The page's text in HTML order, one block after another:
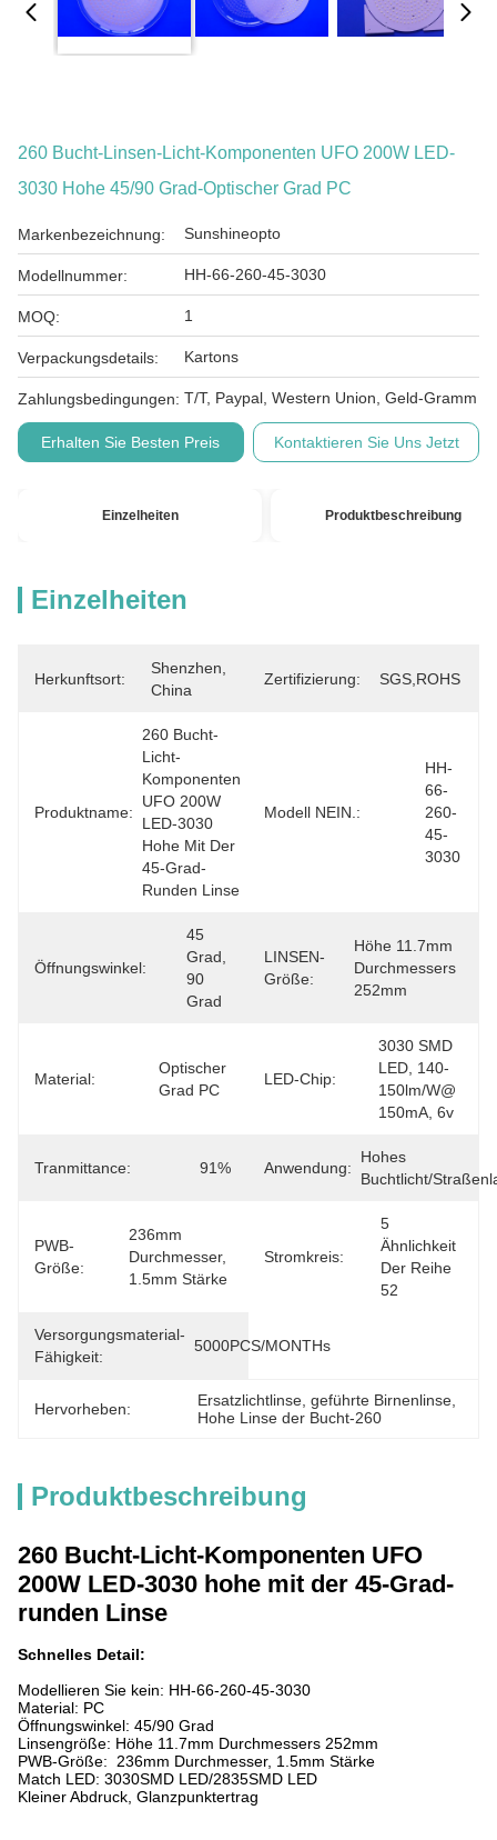
260 Bucht-Linsen-Licht-Komponenten UFO 200W LED-
3030 Hohe 45/90 Grad-Optischer Grad PC
Markenbezeichnung: Sunshineopto
Modellnummer: HH-66-260-45-3030
MOQ: 1
Verpackungsdetails: Kartons
Zahlungsbedingungen: T/T, Paypal, Western Union, Geld-Gramm
Erhalten Sie Besten Preis Kontaktieren Sie Uns Jetzt
Einzelheiten Produktbeschreibung
Einzelheiten
Herkunftsort:
Shenzhen,
China
Zertifizierung: SGS,ROHS
Produktname:
260 Bucht-
Licht-
Komponenten
UFO 200W
LED-3030
Hohe Mit Der
45-Grad-
Runden Linse
Modell NEIN.:
HH-
66-
260-
45-
3030
Öffnungswinkel:
45
Grad,
90
Grad
LINSEN-
Größe:
Höhe 11.7mm
Durchmessers
252mm
Material:
Optischer
Grad PC
LED-Chip:
3030 SMD
LED, 140-
150lm/w@
150mA, 6v
Tranmittance: 91% Anwendung:
Hohes
Buchtlicht/
PWB-
Größe:
236mm
Durchmesser,
1.5mm Stärke
Stromkreis:
5
Ähnlichkeit
Der Reihe
52
Versorgungsmaterial-
Fähigkeit:
5000PCS/MONTHs
Hervorheben: Ersatzlichtlinse , geführte Birnenlinse
Hohe Linse der Bucht-260
Produktbeschreibung
260 Bucht-Licht-Komponenten UFO
200W LED-3030 hohe mit der 45-Grad-
runden Linse
Schnelles Detail:
Modellieren Sie kein: HH-66-260-45-3030
Material: PC
Öffnungswinkel: 45/90 Grad
Linsengröße: Höhe 11.7mm Durchmessers 252mm
PWB-Größe: 236mm Durchmesser, 1.5mm Stärke
Match LED: 3030SMD LED/2835SMD LED
Kleiner Abdruck, Glanzpunktertrag